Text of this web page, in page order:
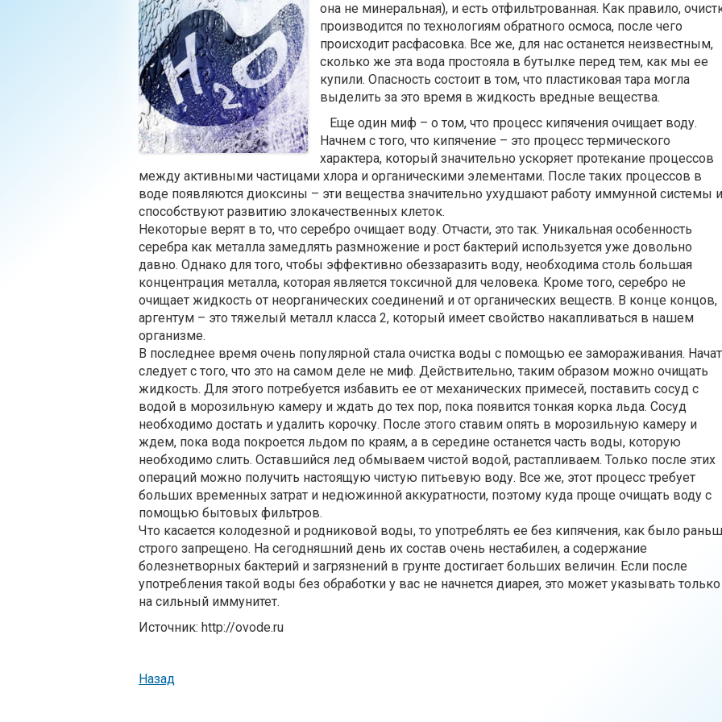
она не минеральная), и есть отфильтрованная. Как правило,
производится по технологиям обратного осмоса, после чего
происходит расфасовка. Все же, для нас останется неизвестным,
сколько же эта вода простояла в бутылке перед тем, как мы ее
купили. Опасность состоит в том, что пластиковая тара могла
выделить за это время в жидкость вредные вещества.
Еще один миф – о том, что процесс кипячения очищает воду.
Начнем с того, что кипячение – это процесс термического
характера, который значительно ускоряет протекание процессов
между активными частицами хлора и органическими элементами. После таких процессов в
воде появляются диоксины – эти вещества значительно ухудшают работу иммунной системы и
способствуют развитию злокачественных клеток.
Некоторые верят в то, что серебро очищает воду. Отчасти, это так. Уникальная особенность
серебра как металла замедлять размножение и рост бактерий используется уже довольно
давно. Однако для того, чтобы эффективно обеззаразить воду, необходима столь большая
концентрация металла, которая является токсичной для человека. Кроме того, серебро не
очищает жидкость от неорганических соединений и от органических веществ. В конце концов,
аргентум – это тяжелый металл класса 2, который имеет свойство накапливаться в нашем
организме.
В последнее время очень популярной стала очистка воды с помощью ее замораживания.
следует с того, что это на самом деле не миф. Действительно, таким образом можно очищать
жидкость. Для этого потребуется избавить ее от механических примесей, поставить сосуд с
водой в морозильную камеру и ждать до тех пор, пока появится тонкая корка льда. Сосуд
необходимо достать и удалить корочку. После этого ставим опять в морозильную камеру и
ждем, пока вода покроется льдом по краям, а в середине останется часть воды, которую
необходимо слить. Оставшийся лед обмываем чистой водой, растапливаем. Только после этих
операций можно получить настоящую чистую питьевую воду. Все же, этот процесс требует
больших временных затрат и недюжинной аккуратности, поэтому куда проще очищать воду с
помощью бытовых фильтров.
Что касается колодезной и родниковой воды, то употреблять ее без кипячения, как было
строго запрещено. На сегодняшний день их состав очень нестабилен, а содержание
болезнетворных бактерий и загрязнений в грунте достигает больших величин. Если после
употребления такой воды без обработки у вас не начнется диарея, это может указывать только
на сильный иммунитет.
Источник: http://ovode.ru
Назад